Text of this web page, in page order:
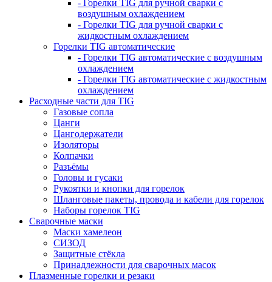
- Горелки TIG для ручной сварки с
воздушным охлаждением
- Горелки TIG для ручной сварки с
жидкостным охлаждением
Горелки TIG автоматические
- Горелки TIG автоматические с воздушным
охлаждением
- Горелки TIG автоматические с жидкостным
охлаждением
Расходные части для TIG
Газовые сопла
Цанги
Цангодержатели
Изоляторы
Колпачки
Разъёмы
Головы и гусаки
Рукоятки и кнопки для горелок
Шланговые пакеты, провода и кабели для горелок
Наборы горелок TIG
Сварочные маски
Маски хамелеон
СИЗОД
Защитные стёкла
Принадлежности для сварочных масок
Плазменные горелки и резаки